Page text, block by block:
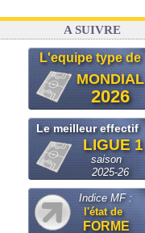
A SUIVRE
L'equipe type de
MONDIAL
2026
Le meilleur effectif
LIGUE 1
saison
2025-26
Indice MF :
l'état de
FORME